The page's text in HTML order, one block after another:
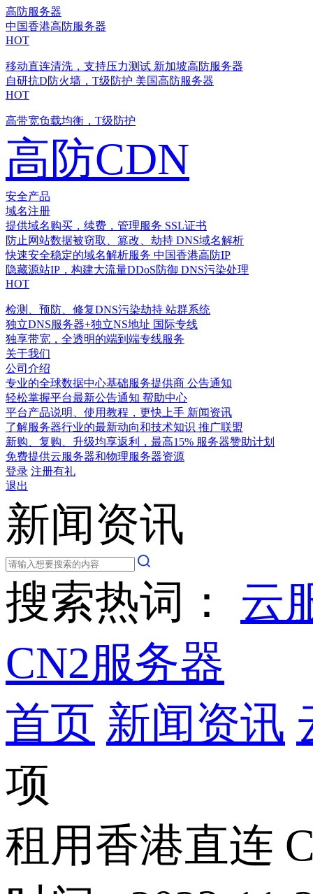
高防服务器
中国香港高防服务器
HOT
移动直连清洗，支持压力测试 新加坡高防服务器
自研抗D防火墙，T级防护 美国高防服务器
HOT
高带宽负载均衡，T级防护
高防CDN
安全产品
域名注册
提供域名购买，续费，管理服务 SSL证书
防止网站数据被窃取、篡改、劫持 DNS域名解析
快速安全稳定的域名解析服务 中国香港高防IP
隐藏源站IP，构建大流量DDoS防御 DNS污染处理
HOT
检测、预防、修复DNS污染劫持 站群系统
独立DNS服务器+独立NS地址 国际专线
独享带宽，全透明的端到端专线服务
关于我们
公司介绍
专业的全球数据中心基础服务提供商 公告通知
轻松掌握平台最新公告通知 帮助中心
平台产品说明、使用教程，更快上手 新闻资讯
了解服务器行业的最新动向和技术知识 推广联盟
新购、复购、升级均享返利，最高15% 服务器赞助计划
免费提供云服务器和物理服务器资源
登录 注册有礼
退出
新闻资讯
搜索热词： 云
CN2服务器
首页 新闻资讯
项
租用香港直连